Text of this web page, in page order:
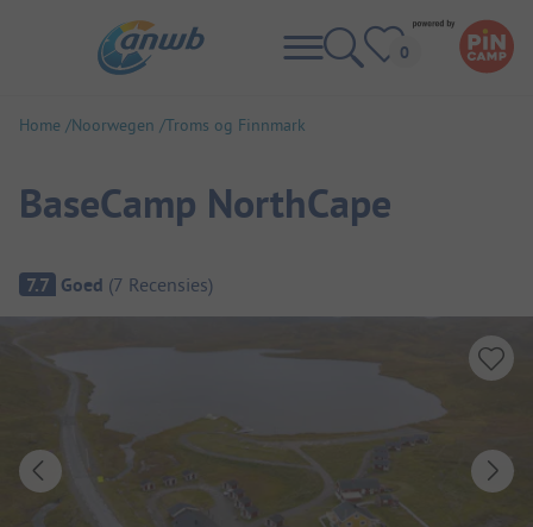
Home Noorwegen Troms og Finnmark
BaseCamp NorthCape
Camping overzicht
7.7 Goed (7 Recensies)